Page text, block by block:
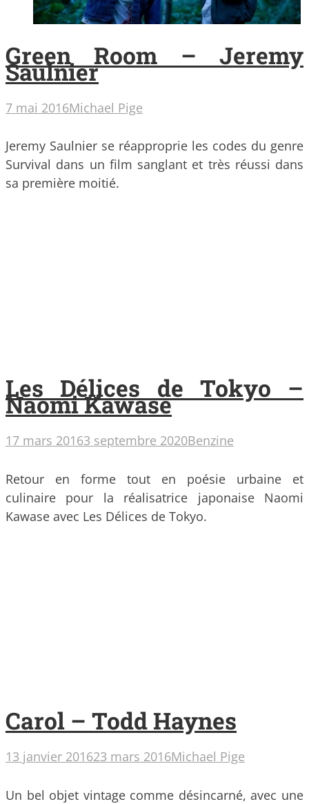
Green Room – Jeremy
Saulnier
7 mai 2016Michael Pige
Jeremy Saulnier se réapproprie les codes du genre
Survival dans un film sanglant et très réussi dans
sa première moitié.
Les Délices de Tokyo –
Naomi Kawase
17 mars 20163 septembre 2020Benzine
Retour en forme tout en poésie urbaine et
culinaire pour la réalisatrice japonaise Naomi
Kawase avec Les Délices de Tokyo.
Carol – Todd Haynes
13 janvier 201623 mars 2016Michael Pige
Un bel objet vintage comme désincarné, avec une